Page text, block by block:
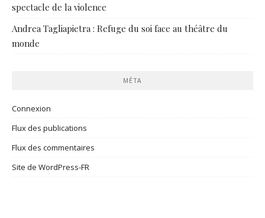
spectacle de la violence
Andrea Tagliapietra : Refuge du soi face au théâtre du
monde
MÉTA
Connexion
Flux des publications
Flux des commentaires
Site de WordPress-FR